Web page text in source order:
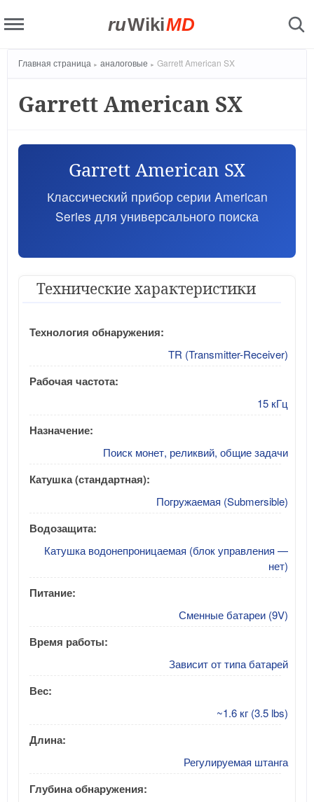
ruWikiMD
Главная страница аналоговые Garrett American SX
Garrett American SX
Garrett American SX
Классический прибор серии American
Series для универсального поиска
Технические характеристики
Технология обнаружения:
TR (Transmitter-Receiver)
Рабочая частота:
15 кГц
Назначение:
Поиск монет, реликвий, общие задачи
Катушка (стандартная):
Погружаемая (Submersible)
Водозащита:
Катушка водонепроницаемая (блок управления —
нет)
Питание:
Сменные батареи (9V)
Время работы:
Зависит от типа батарей
Вес:
~1.6 кг (3.5 lbs)
Длина:
Регулируемая штанга
Глубина обнаружения: